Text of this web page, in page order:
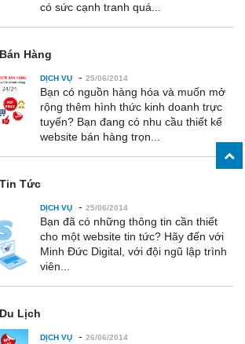
có sức cạnh tranh quá...
Hàng
DỊCH VỤ - 25/06/2014
Bạn có nguồn hàng hóa và muốn mở
rộng thêm hình thức kinh doanh trực
tuyến? Bạn đang có nhu cầu thiết kế
website bán hàng trọn...
Tức
DỊCH VỤ - 25/06/2014
Bạn đã có những thông tin cần thiết
cho một website tin tức? Hãy đến với
Minh Đức Digital, với đội ngũ lập trình
viên...
Lịch
DỊCH VỤ - 26/06/2014